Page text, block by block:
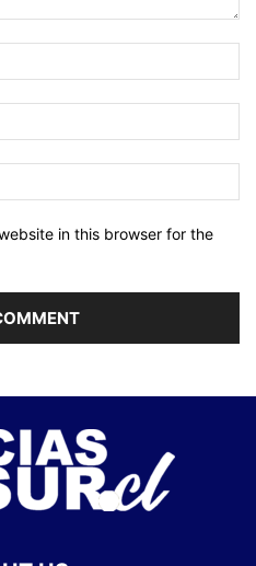
in this browser for the